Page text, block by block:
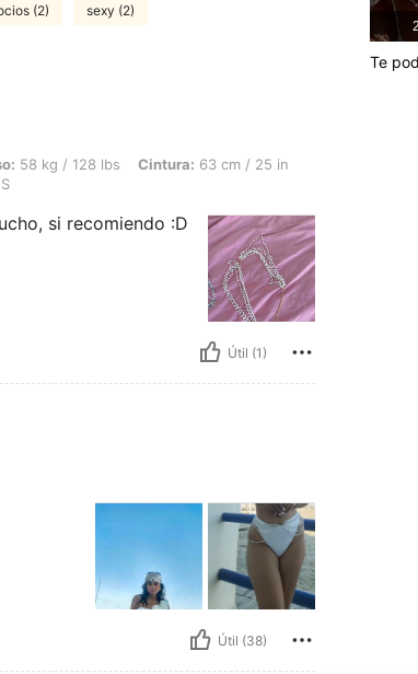
(2) sexy (2)
Cintura: 63 cm / 25 in, Busto: 90 cm / 35 in, Caderas: 90 cm / 35
58 kg / 128 lbs Cintura: 63 cm / 25 in
S
si recomiendo :D
Útil (1)
Útil (38)
Te